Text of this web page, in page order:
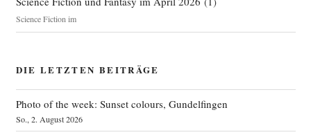
Science Fiction im
DIE LETZTEN BEITRÄGE
Photo of the week: Sunset colours, Gundelfingen
So., 2. August 2026